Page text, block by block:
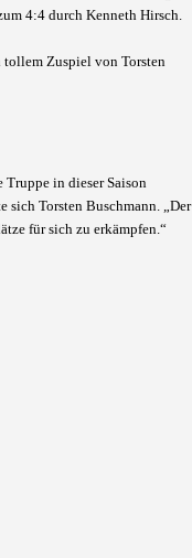
4:4 durch Kenneth Hirsch.
tollem Zuspiel von Torsten
Truppe in dieser Saison
sich Torsten Buschmann. „Der
für sich zu erkämpfen.“